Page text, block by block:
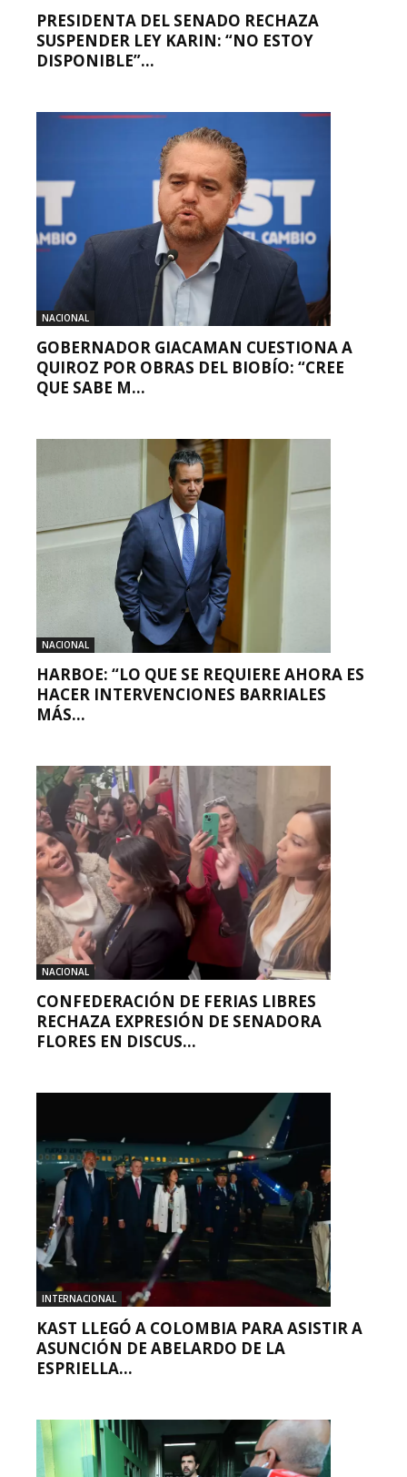
PRESIDENTA DEL SENADO RECHAZA
SUSPENDER LEY KARIN: “NO ESTOY
DISPONIBLE”...
NACIONAL
GOBERNADOR GIACAMAN CUESTIONA A
QUIROZ POR OBRAS DEL BIOBÍO: “CREE
QUE SABE M...
NACIONAL
HARBOE: “LO QUE SE REQUIERE AHORA ES
HACER INTERVENCIONES BARRIALES
MÁS...
NACIONAL
CONFEDERACIÓN DE FERIAS LIBRES
RECHAZA EXPRESIÓN DE SENADORA
FLORES EN DISCUS...
INTERNACIONAL
KAST LLEGÓ A COLOMBIA PARA ASISTIR A
ASUNCIÓN DE ABELARDO DE LA
ESPRIELLA...